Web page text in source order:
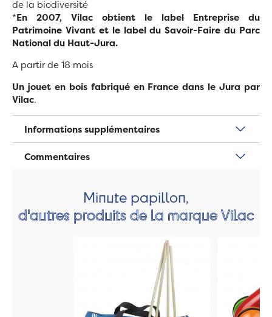
de la biodiversité
*En 2007, Vilac obtient le label Entreprise du
Patrimoine Vivant et le label du Savoir-Faire du Parc
National du Haut-Jura.
A partir de 18 mois
Un jouet en bois fabriqué en France dans le Jura par
Vilac.
Informations supplémentaires
Commentaires
Minute papillon,
d'autres produits de la marque Vilac